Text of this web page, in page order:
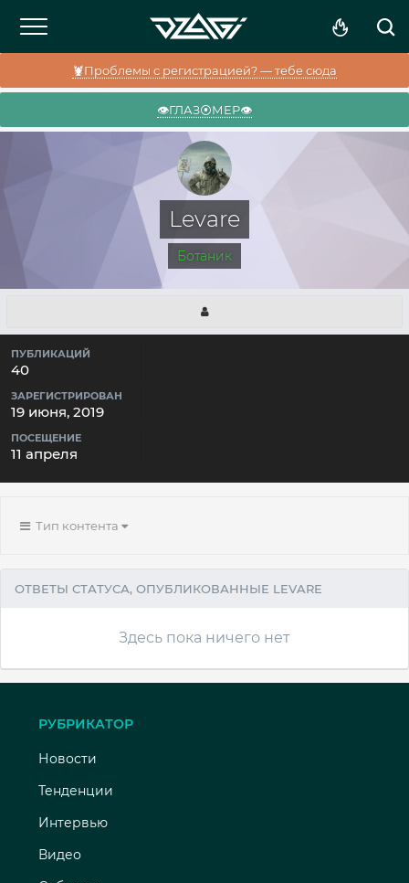
🦞Проблемы с регистрацией? — тебе сюда
👁️ГЛАЗ⦿МЕР👁️
Levare
Ботаник
ПУБЛИКАЦИЙ
40
ЗАРЕГИСТРИРОВАН
19 июня, 2019
ПОСЕЩЕНИЕ
11 апреля
Тип контента
ОТВЕТЫ СТАТУСА, ОПУБЛИКОВАННЫЕ LEVARE
Здесь пока ничего нет
РУБРИКАТОР
Новости
Тенденции
Интервью
Видео